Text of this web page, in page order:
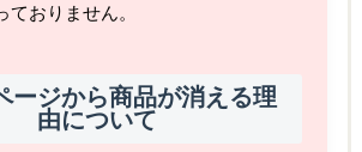
ておりません。
ージから商品が消える理
由について